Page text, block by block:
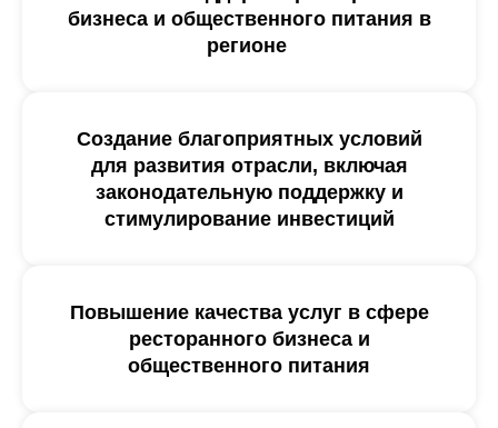
бизнеса и общественного питания в
регионе
Создание благоприятных условий
для развития отрасли, включая
законодательную поддержку и
стимулирование инвестиций
Повышение качества услуг в сфере
ресторанного бизнеса и
общественного питания